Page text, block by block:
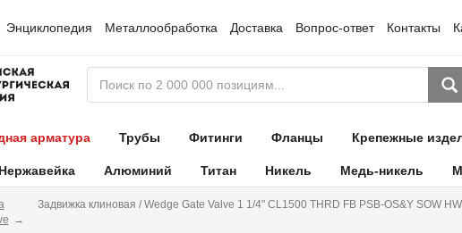
Энциклопедия Металлообработка Доставка Вопрос-ответ Контакты
арматура Трубы Фитинги Фланцы Крепежные
Нержавейка Алюминий Титан Никель Медь-никель
Задвижка клиновая / Wedge Gate Valve 1 1/4" CL1500 THRD FB PSB-OS&Y SOW